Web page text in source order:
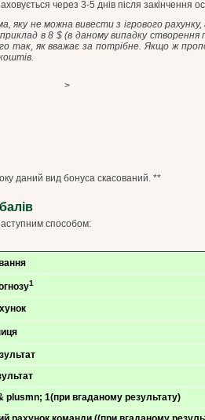
через 3-5 днів після закінчення
яку не можна вивести з ігрового
в 8 $ (в даному випадку створення
так, як вважає за потрібне. Якщо ж
даний вид бонуса скасований. **
способом:
1
plusmn; 1(при вгаданому результату)